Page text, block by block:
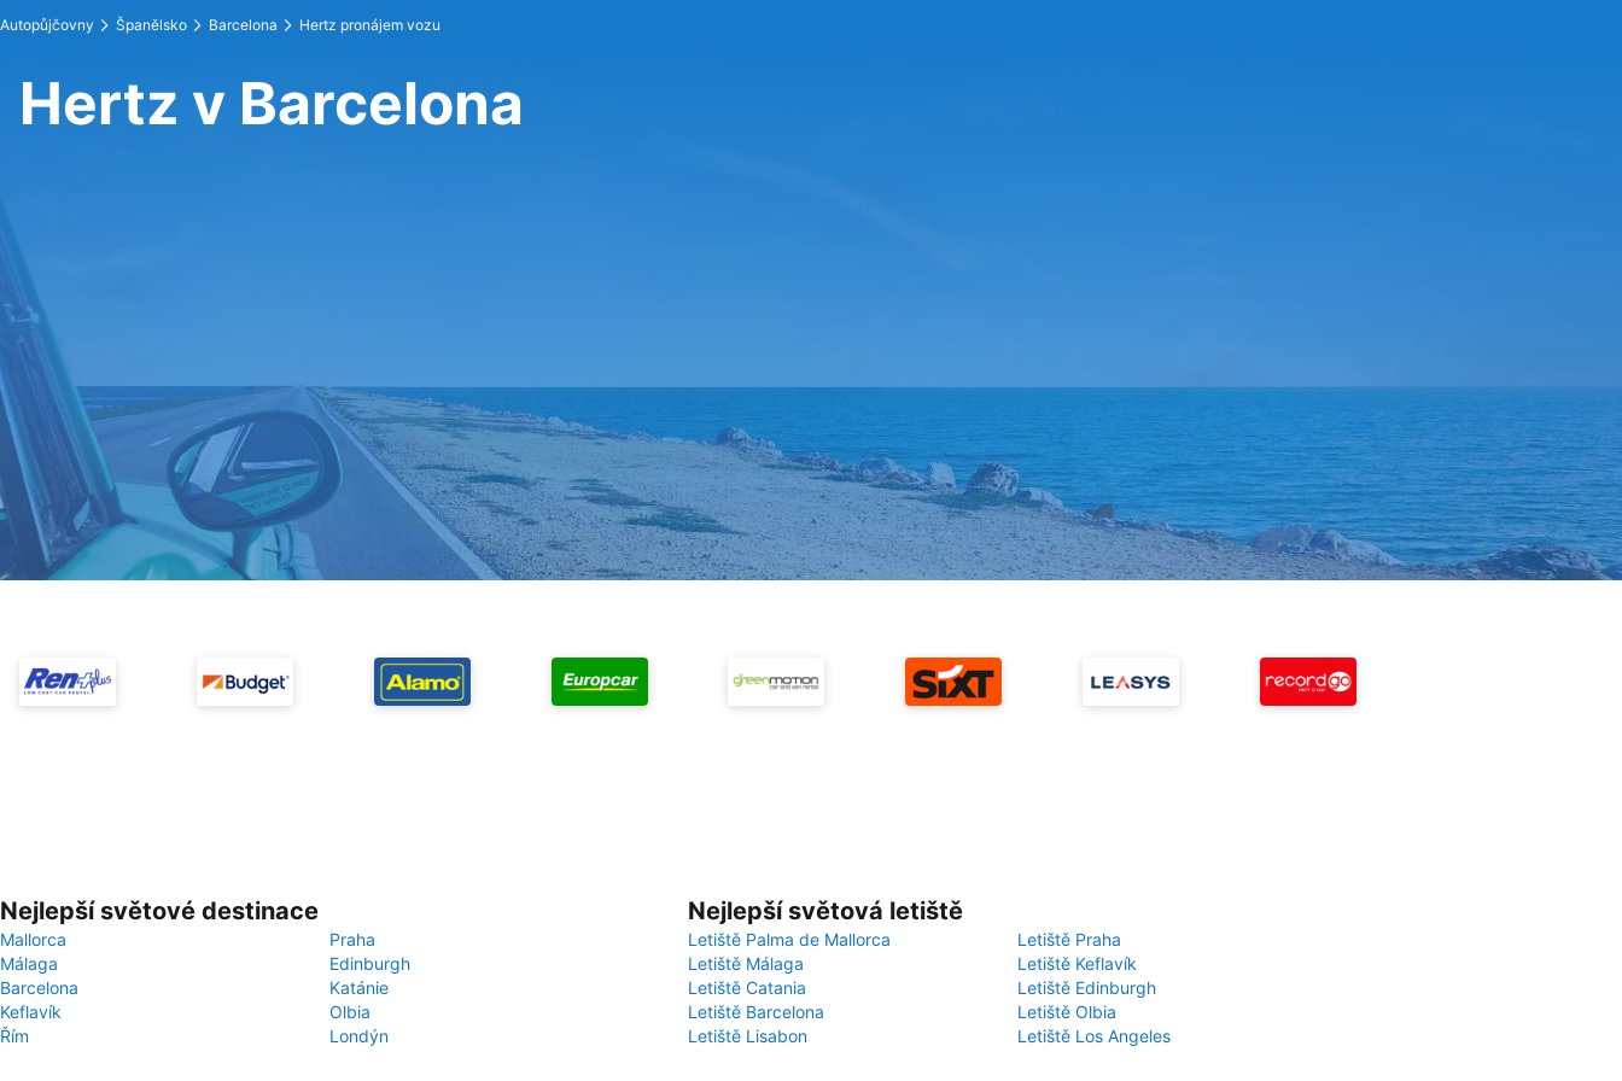
Autopůjčovny Španělsko Barcelona Hertz pronájem vozu
Hertz v Barcelona
Nejlepší světové destinace
Mallorca
Praha
Málaga
Edinburgh
Barcelona
Katánie
Keflavík
Olbia
Řím
Londýn
Nejlepší světová letiště
Letiště Palma de Mallorca
Letiště Praha
Letiště Málaga
Letiště Keflavík
Letiště Catania
Letiště Edinburgh
Letiště Barcelona
Letiště Olbia
Letiště Lisabon
Letiště Los Angeles